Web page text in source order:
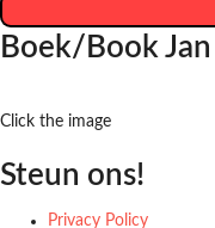
Boek/Book
Click the image
Steun ons!
Privacy Policy